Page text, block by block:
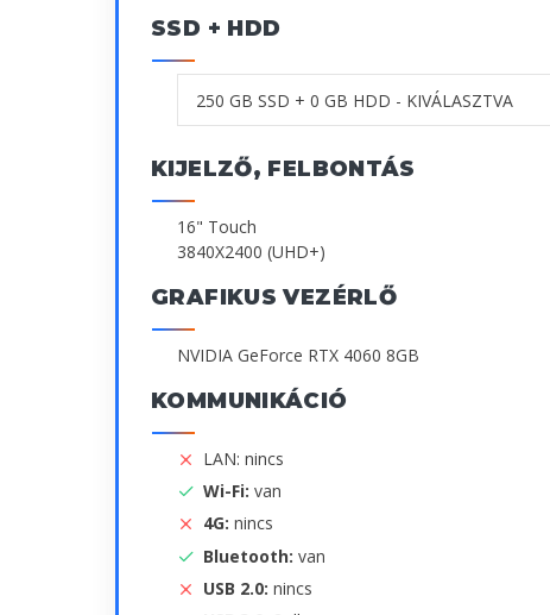
SSD + HDD
KIJELZŐ, FELBONTÁS
16" Touch
3840X2400 (UHD+)
GRAFIKUS VEZÉRLŐ
NVIDIA GeForce RTX 4060 8GB
KOMMUNIKÁCIÓ
LAN: nincs
Wi-Fi: van
4G: nincs
Bluetooth: van
USB 2.0: nincs